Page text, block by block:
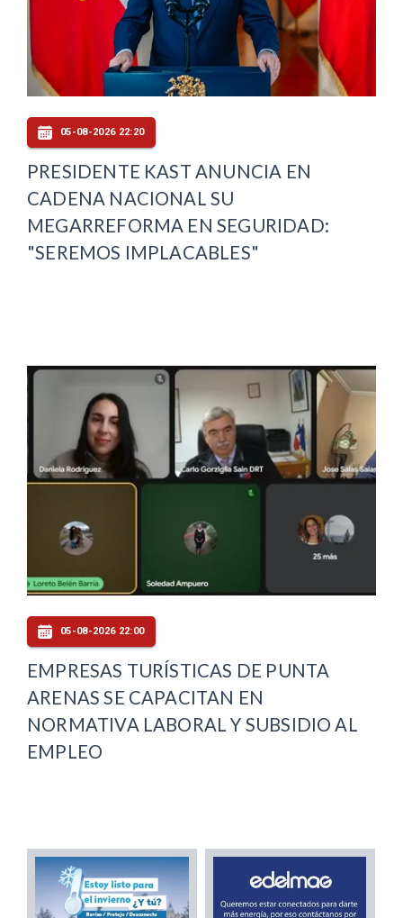
05-08-2026 22:20
PRESIDENTE KAST ANUNCIA EN
CADENA NACIONAL SU
MEGARREFORMA EN SEGURIDAD:
"SEREMOS IMPLACABLES"
05-08-2026 22:00
EMPRESAS TURÍSTICAS DE PUNTA
ARENAS SE CAPACITAN EN
NORMATIVA LABORAL Y SUBSIDIO AL
EMPLEO